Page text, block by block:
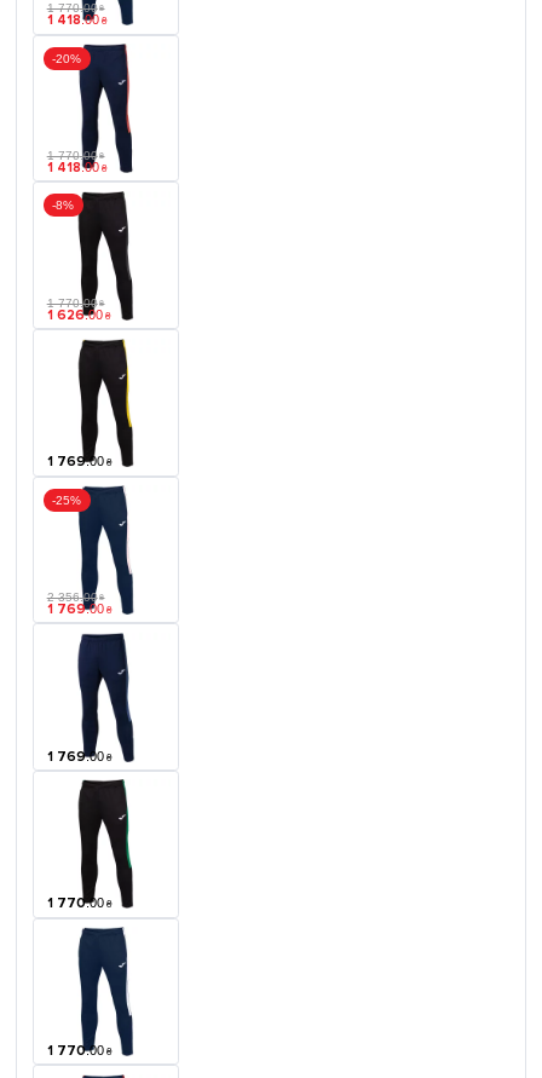
1 770.00 ₴
1 418.00 ₴
-20%
1 770.00 ₴
1 418.00 ₴
-8%
1 770.00 ₴
1 626.00 ₴
1 769.00 ₴
-25%
2 356.00 ₴
1 769.00 ₴
1 769.00 ₴
1 770.00 ₴
1 770.00 ₴